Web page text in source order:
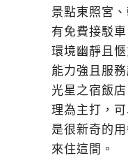
景點東照宮
有免費接駁
環境幽靜且
能力強且服
光星之宿飯
理為主打，
是很新奇的
來住這間。